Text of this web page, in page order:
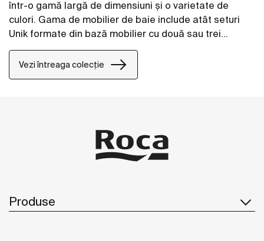
într-o gamă largă de dimensiuni și o varietate de
culori. Gama de mobilier de baie include atât seturi
Unik formate din bază mobilier cu două sau trei
sertare si lavoar, precum și dulapuri coloană.
Vezi întreaga colecție
Produse